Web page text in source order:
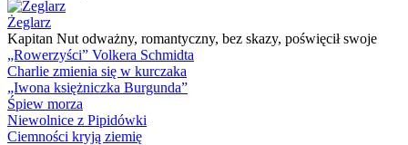
Żeglarz
Kapitan Nut odważny, romantyczny, bez skazy, poświęcił swoje
„Rowerzyści” Volkera Schmidta
Charlie zmienia się w kurczaka
„Iwona księżniczka Burgunda”
Śpiew morza
Niewolnice z Pipidówki
Ciemności kryją ziemię